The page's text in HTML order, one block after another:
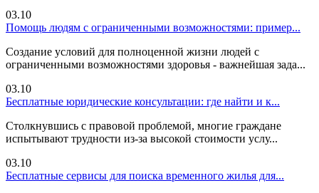
03.10
Помощь людям с ограниченными возможностями: пример...
Создание условий для полноценной жизни людей с
ограниченными возможностями здоровья - важнейшая зада...
03.10
Бесплатные юридические консультации: где найти и к...
Столкнувшись с правовой проблемой, многие граждане
испытывают трудности из-за высокой стоимости услу...
03.10
Бесплатные сервисы для поиска временного жилья для...